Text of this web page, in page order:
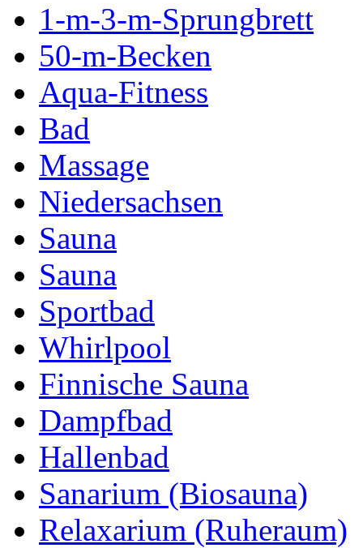
1-m-3-m-Sprungbrett
50-m-Becken
Aqua-Fitness
Bad
Massage
Niedersachsen
Sauna
Sauna
Sportbad
Whirlpool
Finnische Sauna
Dampfbad
Hallenbad
Sanarium (Biosauna)
Relaxarium (Ruheraum)